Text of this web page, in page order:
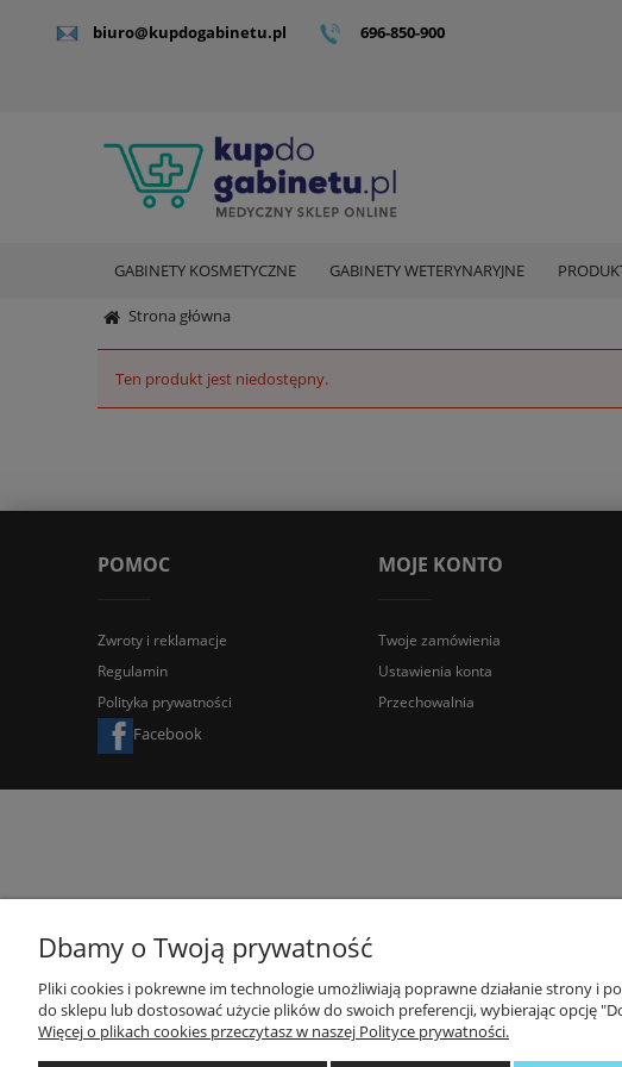
biuro@kupdogabinetu.pl 696-850-900
GABINETY KOSMETYCZNE GABINETY WETERYNARYJNE
Strona główna
Ten produkt jest niedostępny.
POMOC
Zwroty i reklamacje
Regulamin
Polityka prywatności
MOJE KONTO
Twoje zamówienia
Ustawienia konta
Przechowalnia
Facebook
Dbamy o Twoją prywatność
Pliki cookies i pokrewne im technologie umożliwiają poprawne działanie strony i
do sklepu lub dostosować użycie plików do swoich preferencji, wybierając opcję
Więcej o plikach cookies przeczytasz w naszej Polityce prywatności.